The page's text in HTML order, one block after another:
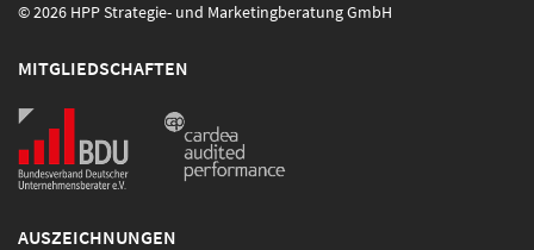
© 2026 HPP Strategie- und Marketingberatung GmbH
MITGLIEDSCHAFTEN
AUSZEICHNUNGEN